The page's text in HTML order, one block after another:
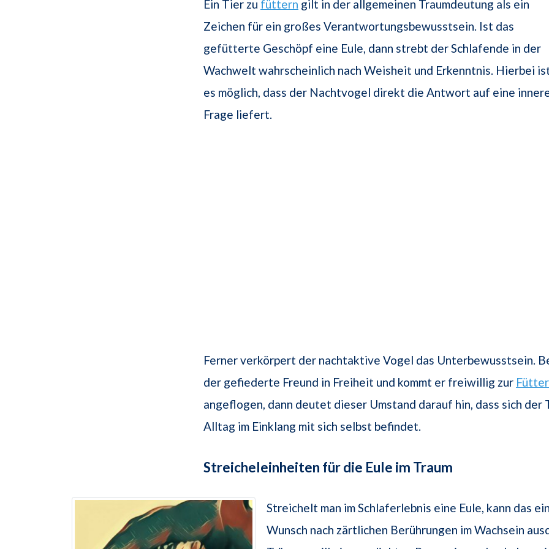
Ein Tier zu füttern gilt in der allgemeinen Traumdeutung als ein
Zeichen für ein großes Verantwortungsbewusstsein. Ist das
gefütterte Geschöpf eine Eule, dann strebt der Schlafende in der
Wachwelt wahrscheinlich nach Weisheit und Erkenntnis. Hierbei
es möglich, dass der Nachtvogel direkt die Antwort auf eine
Frage liefert.
Ferner verkörpert der nachtaktive Vogel das Unterbewusstsein.
der gefiederte Freund in Freiheit und kommt er freiwillig zur
angeflogen, dann deutet dieser Umstand darauf hin, dass sich der
Alltag im Einklang mit sich selbst befindet.
Streicheleinheiten für die Eule im Traum
Streichelt man im Schlaferlebnis eine Eule, kann das
Wunsch nach zärtlichen Berührungen im Wachsein